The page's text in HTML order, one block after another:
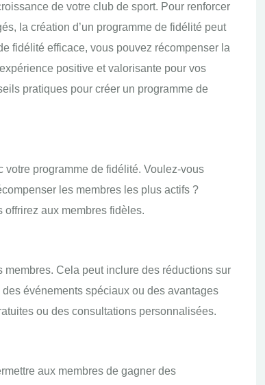
de votre club de sport. Pour renforcer
la création d’un programme de fidélité peut
fidélité efficace, vous pouvez récompenser la
positive et valorisante pour vos
pratiques pour créer un programme de
programme de fidélité. Voulez-vous
les membres les plus actifs ?
aux membres fidèles.
Cela peut inclure des réductions sur
événements spéciaux ou des avantages
ou des consultations personnalisées.
aux membres de gagner des